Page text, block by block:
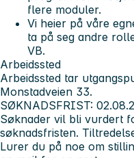
flere moduler.
Vi heier på våre
ta på seg andre
VB.
Arbeidssted
Arbeidssted tar
Monstadveien 33.
SØKNADSFRIST:
Søknader vil bli vurdert
søknadsfristen.
Lurer du på noe om